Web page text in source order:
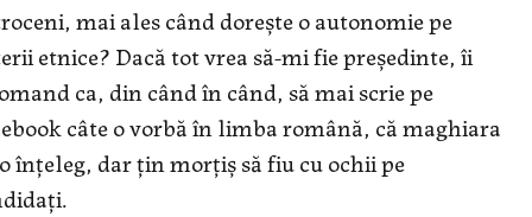
mai ales când dorește o autonomie pe
etnice? Dacă tot vrea să-mi fie președinte, îi
ca, din când în când, să mai scrie pe
câte o vorbă în limba română, că maghiara
înțeleg, dar țin morțiș să fiu cu ochii pe